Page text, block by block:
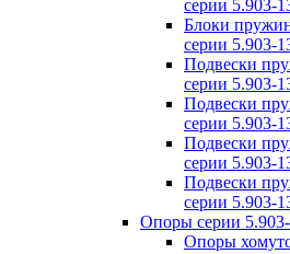
серии 5.903-
Блоки
серии 5.903-
Подвески
серии 5.903-
Подвески
серии 5.903-
Подвески
серии 5.903-
Подвески
серии 5.903-
Опоры серии
Опоры